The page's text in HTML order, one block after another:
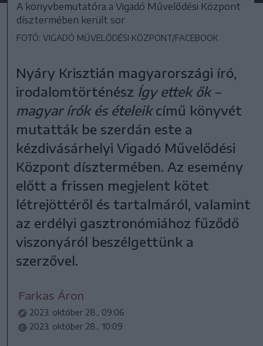
A könyvbemutatóra a Vigadó Művelődési Központ
dísztermében került sor
FOTÓ: VIGADÓ MŰVELŐDÉSI KÖZPONT/FACEBOOK
Nyáry Krisztián magyarországi író,
irodalomtörténész Így ettek ők –
magyar írók és ételeikcímű könyvét
mutatták be szerdán este a
kézdivásárhelyi Vigadó Művelődési
Központ dísztermében. Az esemény
előtt a frissen megjelent kötet
létrejöttéről és tartalmáról, valamint
az erdélyi gasztronómiához fűződő
viszonyáról beszélgettünk a
szerzővel.
Farkas Áron
2023. október 28., 09:06
2023. október 28., 10:09